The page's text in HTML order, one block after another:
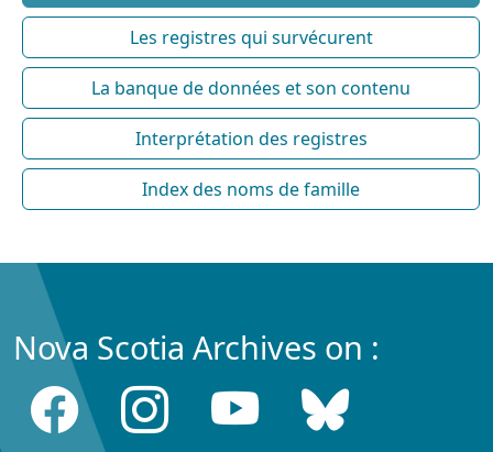
Les registres qui survécurent
La banque de données et son contenu
Interprétation des registres
Index des noms de famille
Nova Scotia Archives on :